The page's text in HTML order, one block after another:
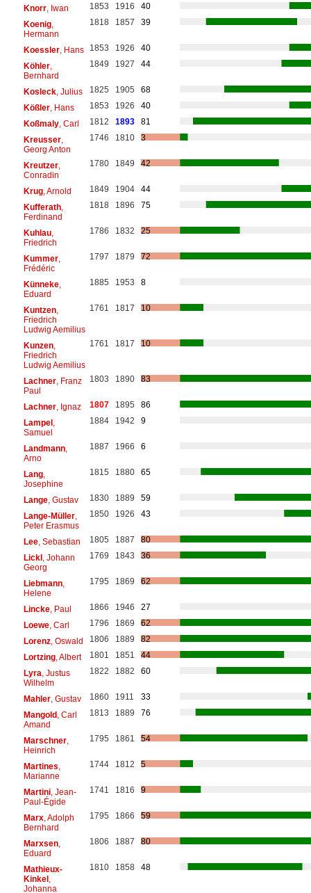
Knorr, Iwan 1853 1916
40
Koenig,
Hermann
1818 1857 39
Koessler, Hans 1853 1926
40
Köhler,
Bernhard
1849 1927 44
Kosleck, Julius 1825 1905
68
Kößler, Hans 1853 1926
40
Koßmaly, Carl 1812 1893
81
Kreusser,
Georg Anton
1746 1810 3
Kreutzer,
Conradin
1780 1849 42
Krug, Arnold 1849 1904
44
Kufferath,
Ferdinand
1818 1896 75
Kuhlau,
Friedrich
1786 1832 25
Kummer,
Frédéric
1797 1879 72
Künneke,
Eduard
1885 1953 8
Kuntzen,
Friedrich
Ludwig Aemilius
1761 1817 10
Kunzen,
Friedrich
Ludwig Aemilius
1761 1817 10
Lachner, Franz
Paul
1803 1890 83
Lachner, Ignaz 1807 1895
86
Lampel,
Samuel
1884 1942 9
Landmann,
Arno
1887 1966 6
Lang,
Josephine
1815 1880 65
Lange, Gustav 1830 1889
59
Lange-Müller,
Peter Erasmus
1850 1926 43
Lee, Sebastian 1805 1887
80
Lickl, Johann
Georg
1769 1843 36
Liebmann,
Helene
1795 1869 62
Lincke, Paul 1866 1946
27
Loewe, Carl 1796 1869
62
Lorenz, Oswald 1806 1889
82
Lortzing, Albert 1801 1851
44
Lyra , Justus
Wilhelm
1822 1882 60
Mahler, Gustav 1860 1911
33
Mangold, Carl
Amand
1813 1889 76
Marschner,
Heinrich
1795 1861 54
Martines
Marianne
1744 1812 5
Martini, Jean-
Paul-Égide
1741 1816 9
Marx, Adolph
Bernhard
1795 1866 59
Marxsen,
Eduard
1806 1887 80
Mathieux-
Kinkel,
Johanna
1810 1858 48